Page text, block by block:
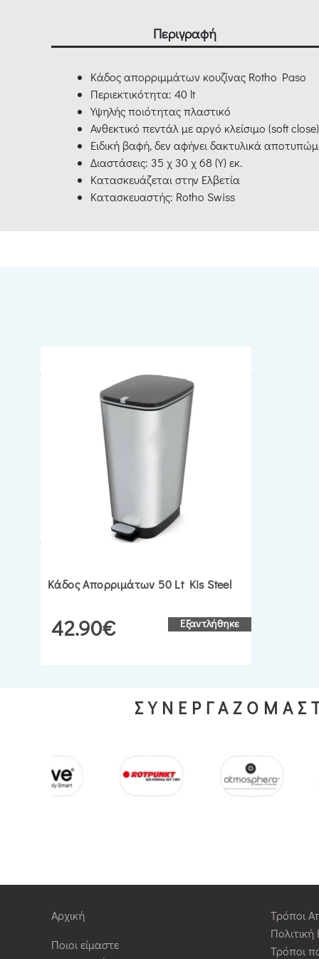
Περιγραφή
Κάδος απορριμμάτων κουζίνας Rotho Paso
Περιεκτικότητα: 40 lt
Υψηλής ποιότητας πλαστικό
Ανθεκτικό πεντάλ με αργό κλείσιμο (soft close)
Ειδική βαφή, δεν αφήνει δακτυλικά
Διαστάσεις: 35 χ 30 χ 68 (Υ) εκ.
Κατασκευάζεται στην Ελβετία
Κατασκευαστής: Rotho Swiss
Κάδος Απορριμάτων 50 Lt Kis Steel
42.90€ Εξαντλήθηκε
Αρχική
Ποιοι είμαστε
Τρόποι
Τρόποι